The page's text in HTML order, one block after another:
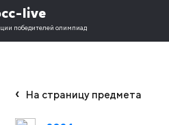
live
победителей олимпиад
На страницу предмета